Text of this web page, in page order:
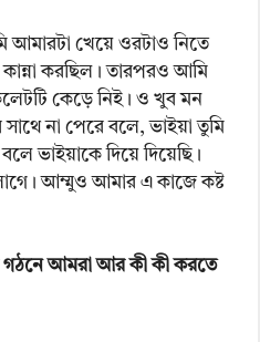
আমারটা খেয়ে ওরটাও নিতে
কান্না করছিল। তারপরও আমি
কেড়ে নিই। ও খুব মন
না পেরে বলে, ভাইয়া তুমি
ভাইয়াকে দিয়ে দিয়েছি।
আম্মুও আমার এ কাজে কষ্ট
গঠনে আমরা আর কী কী করতে